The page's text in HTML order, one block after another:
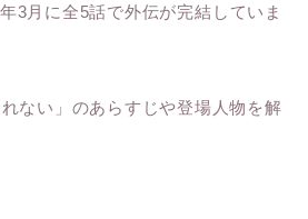
3月に全5話で外伝が完結していま
れない」のあらすじや登場人物を解